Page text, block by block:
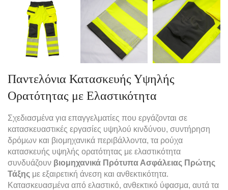
Παντελόνια Κατασκευής Υψηλής
Ορατότητας με Ελαστικότητα
Σχεδιασμένα για επαγγελματίες που εργάζονται σε
κατασκευαστικές εργασίες υψηλού κινδύνου, συντήρηση
δρόμων και βιομηχανικά περιβάλλοντα, τα ρούχα
κατασκευής υψηλής ορατότητας με ελαστικότητα
συνδυάζουν βιομηχανικά Πρότυπα Ασφάλειας Πρώτης
Τάξης με εξαιρετική άνεση και ανθεκτικότητα.
Κατασκευασμένα από ελαστικό, ανθεκτικό ύφασμα, αυτά τα